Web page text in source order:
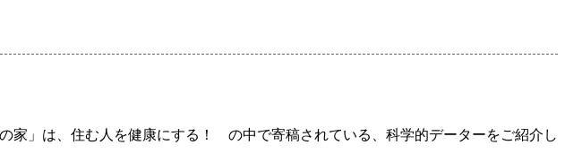
」は、住む人を健康にする！ の中で寄稿されている、科学的データーをご紹介し